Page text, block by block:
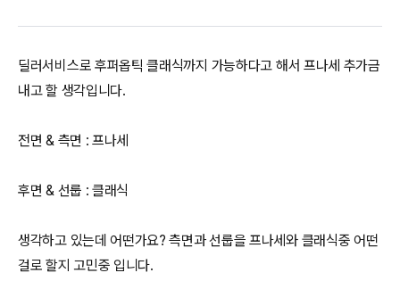
딜러서비스로 후퍼옵틱 클래식까지 가능하다고 해서 프나세 추가금
내고 할 생각입니다.
전면 & 측면 : 프나세
후면 & 선룹 : 클래식
생각하고 있는데 어떤가요? 측면과 선룹을 프나세와 클래식중 어떤
걸로 할지 고민중 입니다.